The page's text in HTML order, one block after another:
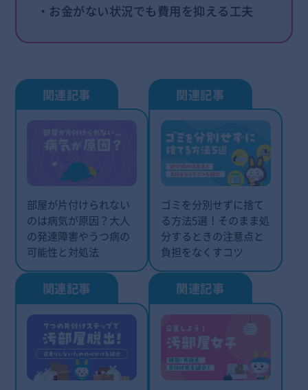
・お金がない状況でも費用を抑える工夫
部屋が片付けられない
のは病気が原因？大人
の発達障害やうつ病の
可能性と対処法
ゴミを分別せずに捨て
る方法5選！そのまま処
分するときの注意点と
負担をなくすコツ